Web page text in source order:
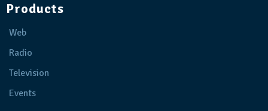
Products
Web
Radio
Television
Events